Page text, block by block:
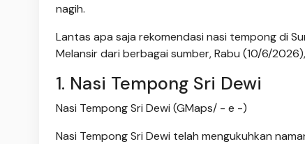
nagih.
Lantas apa saja rekomendasi nasi tempong di
Melansir dari berbagai sumber, Rabu (10/6/
1. Nasi Tempong Sri Dewi
Nasi Tempong Sri Dewi (GMaps/ - e -)
Nasi Tempong Sri Dewi telah mengukuhkan